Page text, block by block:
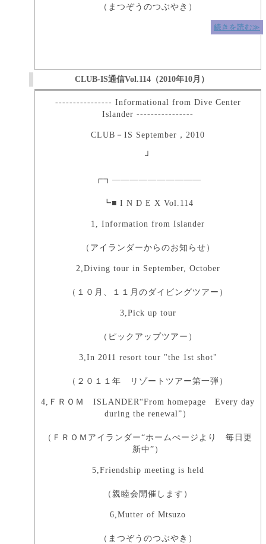
（まつぞうのつぶやき）
続きを読む≫
CLUB-IS通信Vol.114（2010年10月）
---------------- Informational from Dive Center
Islander ----------------
CLUB－IS September，2010
┘
┏┓――――――――――
┗■ I N D E X Vol.114
1, Information from Islander
（アイランダーからのお知らせ）
2,Diving tour in September, October
（１０月、１１月のダイビングツアー）
3,Pick up tour
（ピックアップツアー）
3,In 2011 resort tour "the 1st shot"
（２０１１年 リゾートツアー第一弾）
4,ＦＲＯＭ ISLANDER“From homepage Every day
during the renewal”）
（ＦＲＯＭアイランダー“ホームぺージより 毎日更
新中”）
5,Friendship meeting is held
（親睦会開催します）
6,Mutter of Mtsuzo
（まつぞうのつぶやき）